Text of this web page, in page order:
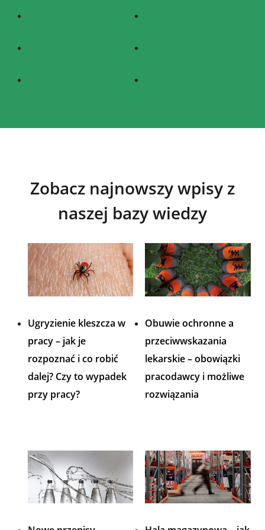
Zobacz najnowszy wpisy z
naszej bazy wiedzy
Ugryzienie kleszcza w
pracy – jak je
rozpoznać i co robić
dalej? Czy to wypadek
przy pracy?
Obuwie ochronne a
przeciwwskazania
lekarskie – obowiązki
pracodawcy i możliwe
rozwiązania